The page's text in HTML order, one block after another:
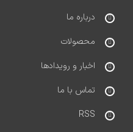
درباره ما
محصولات
اخبار و رویدادها
تماس با ما
RSS